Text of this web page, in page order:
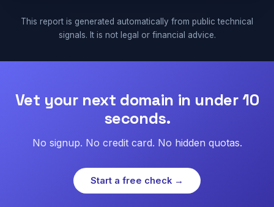
This report is generated automatically from public technical
signals. It is not legal or financial advice.
Vet your next domain in under 10
seconds.
No signup. No credit card. No hidden quotas.
Start a free check →